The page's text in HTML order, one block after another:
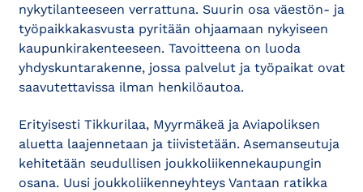
nykytilanteeseen verrattuna. Suurin osa väestön- ja
työpaikkakasvusta pyritään ohjaamaan nykyiseen
kaupunkirakenteeseen. Tavoitteena on luoda
yhdyskuntarakenne, jossa palvelut ja työpaikat ovat
saavutettavissa ilman henkilöautoa.
Erityisesti Tikkurilaa, Myyrmäkeä ja Aviapoliksen
aluetta laajennetaan ja tiivistetään. Asemanseutuja
kehitetään seudullisen joukkoliikennekaupungin
osana. Uusi joukkoliikenneyhteys Vantaan ratikka